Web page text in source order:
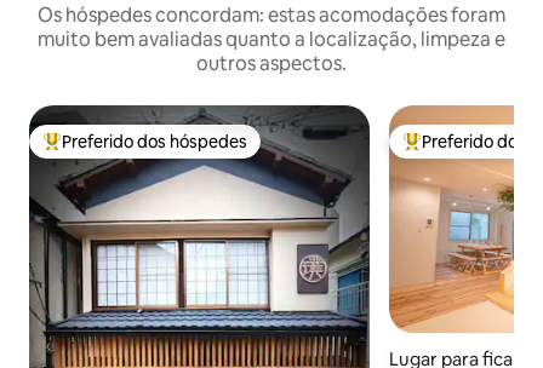
Os hóspedes concordam: estas acomodações foram
muito bem avaliadas quanto a localização, limpeza e
outros aspectos.
Entre os melhores preferidos dos hóspedes
Preferido dos hóspedes Entre os
Preferido dos
Lugar para ficar ⋅